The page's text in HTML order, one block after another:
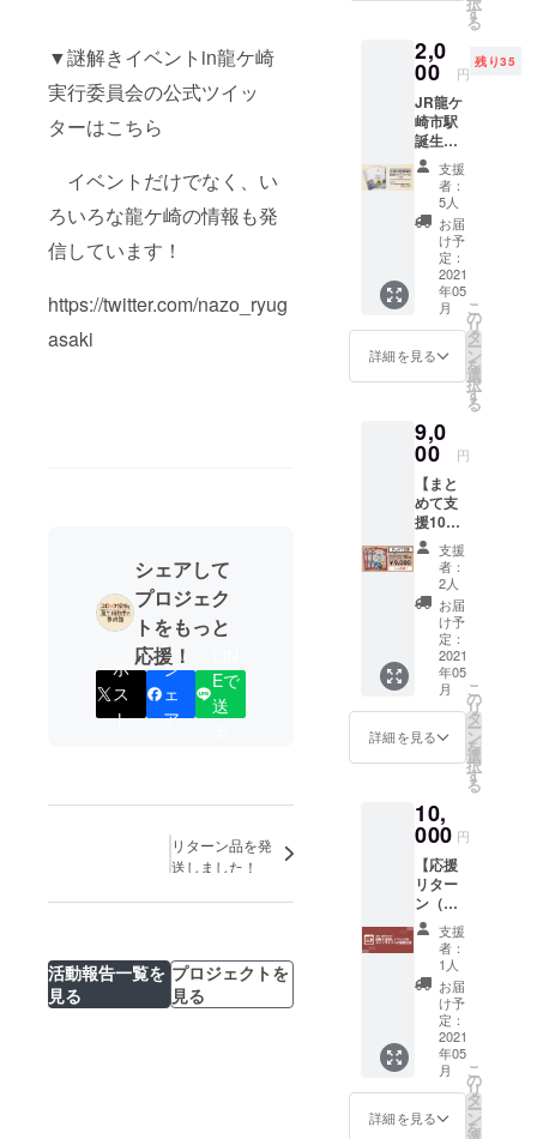
▼謎解きイベントin龍ケ崎
実行委員会の公式ツイッ
ターはこちら
イベントだけでなく、い
ろいろな龍ケ崎の情報も発
信しています！
https://twitter.com/nazo_ryug
asaki
シェアして
プロジェク
トをもっと
応援！
ポ
ス
ト
シ
ェ
ア
Eで
送
リターン品を発
送しました！
活動報告一覧を
見る
プロジェクトを
見る
10,000
円に上
乗せし
てくだ
さい。
※このご
支援の
場合、
謎解き
宝探し
イベン
トへの
参加の
ご案内
などは
いたし
ません
ださ
い。
き1組分
のイベ
ント参
加に必
要なご
案内な
どをご
提供い
たしま
す(複数
をご希
望され
る場合
は、上
乗せ支
援では
なく、
援くだ
さ
い。)。
【支援
者の方
へのお
願い】
謎解き
宝探し
イベン
ト参加
のご案
内を急
ぎお伝
えした
で、お
手数で
欄】に
「郵便
番号」･
「送付
先(住
所)」･
「氏
名」の
記載を
お願い
しま
す。
キャラ
「ムコ
ナく
ん」
シール
(1枚) ●
このリ
ターン
を選択
された
場合、
謎解き
宝探し
イベン
トへの
参加が
できま
す。1回
のイベ
ント参
加に必
要なご
案内な
どをご
提供い
たしま
す(複数
をご希
望され
る場合
は、上
乗せ支
援では
なく、
個数を
さ
い。)。
【支援
者の方
へのお
願い】
謎解き
宝探し
イベン
ト参加
のご案
内を急
ぎお伝
えした
いの
手数で
す
る
2,0
00 円
残り35
JR龍ケ
崎市駅
誕生記
念クリ
アファ
イル
【JR東
日本水
戸支
社・関
東鉄
道・龍
ケ崎市
提供】
■リター
ンの内
2020年
3月14日
に駅な
どで配
布され
たJR龍
ケ崎市
駅誕生
記念ク
リア
ファイ
ル(1枚)
●このリ
ターン
を選択
された
場合、
トへの
参加が
できま
す。1回
のご支
援につ
き1組分
のイベ
ント参
加に必
要なご
案内な
どをご
提供い
たしま
す(複数
をご希
支援
者：
5人
お届
け予
定：
2021
年05
月
詳細を見る
こ
の
リ
タ
ー
ン
を
選
択
す
る
9,0
00 円
【まと
めて支
援10】
イベン
トオリ
ジナル
クリア
ファイ
ル×10枚
・まと
めて支
援する
こと
で、1枚
分
（1,000
得に
なって
いま
す。 ■
リター
ンの内
容 ・謎
解き宝
探しイ
ベント
のオリ
ジナル
クリア
ファイ
ル(10
枚) ●こ
のリ
支援
者：
2人
お届
け予
定：
2021
年05
月
詳細を見る
こ
の
リ
タ
ー
ン
を
選
択
す
る
10,
000 円
【応援
リター
ン（企
業・団
体等の
方な
ど）】
謎解き
宝探し
イベン
トのメ
インサ
イトへ
の協賛
広告
支援
者：
1人
お届
け予
定：
2021
年05
月
詳細を見る
こ
の
リ
タ
ー
ン
を